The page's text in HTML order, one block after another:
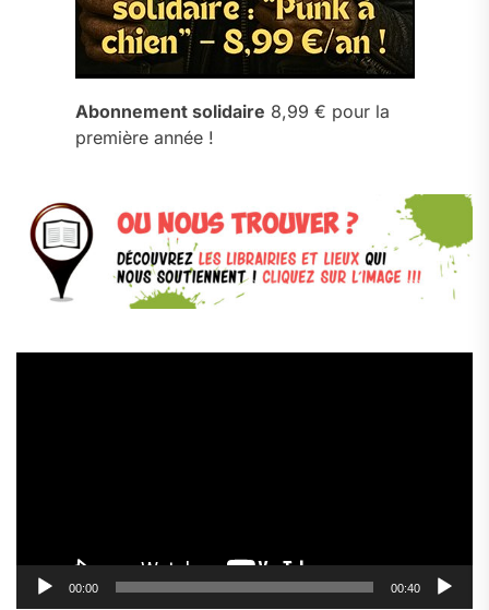
Abonnement solidaire 8,99 € pour la
première année !
00:00 00:40